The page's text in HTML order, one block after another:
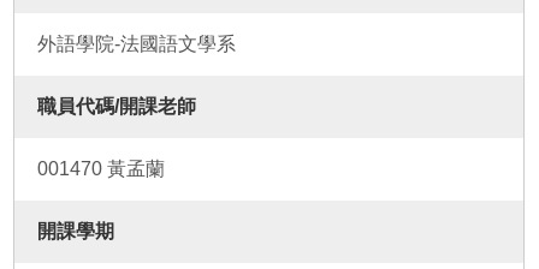
外語學院-法國語文學系
職員代碼/開課老師
001470 黃孟蘭
開課學期